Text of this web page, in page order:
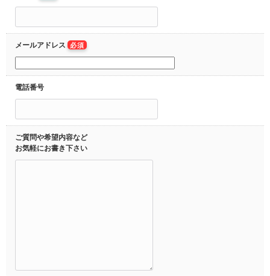
メールアドレス 必須
電話番号
ご質問や希望内容など
お気軽にお書き下さい